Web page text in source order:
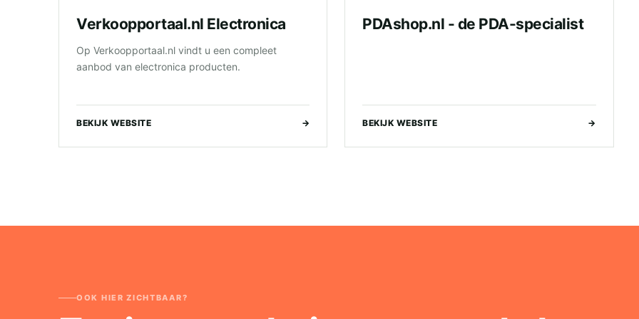
Verkoopportaal.nl Electronica
Op Verkoopportaal.nl vindt u een compleet
aanbod van electronica producten.
BEKIJK WEBSITE →
PDAshop.nl - de PDA-specialist
BEKIJK WEBSITE →
OOK HIER ZICHTBAAR?